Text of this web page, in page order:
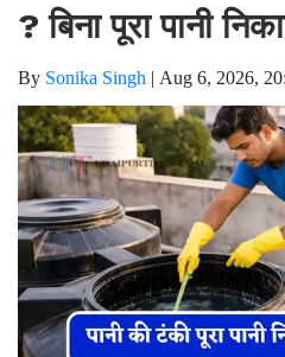
? बिना पूरा पानी
By Sonika Singh | Aug 6, 2026,